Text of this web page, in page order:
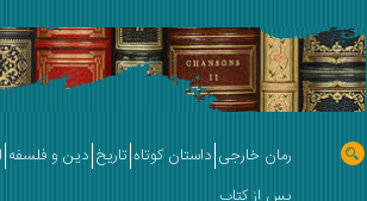
رمان خارجی داستان کوتاه تاریخ دین و فلسفه